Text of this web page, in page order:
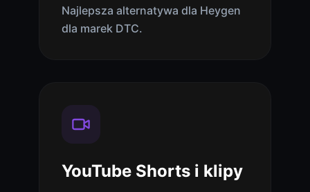
Najlepsza alternatywa dla Heygen
dla marek DTC.
YouTube Shorts i klipy